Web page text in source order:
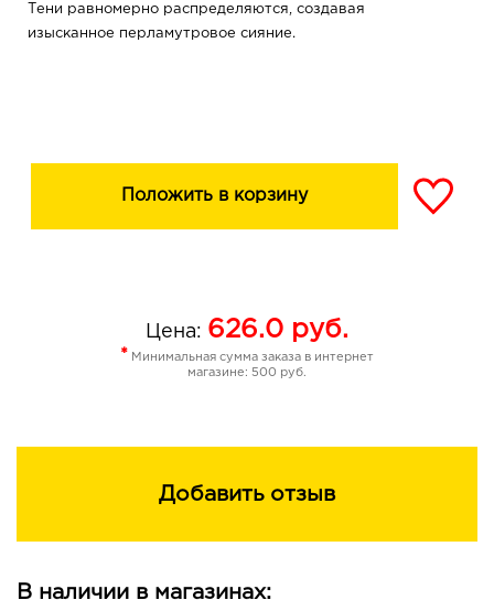
Тени равномерно распределяются, создавая
изысканное перламутровое сияние.
Положить в корзину
Цена: 626.0 руб.
* Минимальная сумма заказа в интернет
магазине: 500 руб.
Добавить отзыв
В наличии в магазинах: